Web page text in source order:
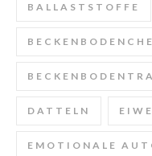
BALLASTSTOFFE
DATTELN
EMOTIONALE